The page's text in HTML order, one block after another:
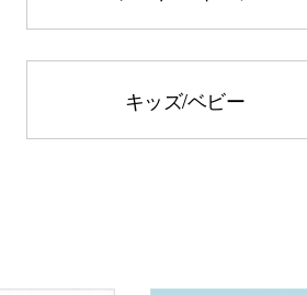
キッズ/ベビー